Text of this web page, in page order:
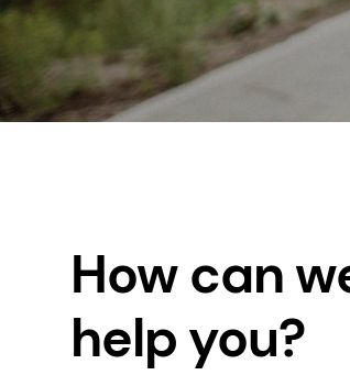
How can
help you?